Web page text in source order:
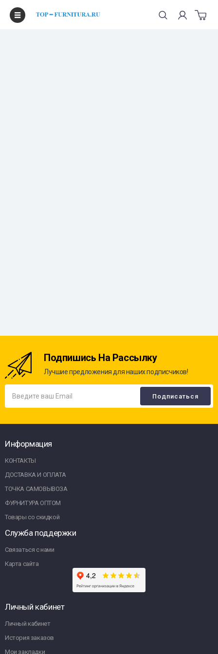
Подпишись На Рассылку
Лучшие предложения для наших подписчиков!
Информация
КОНТАКТЫ
ДОСТАВКА И ОПЛАТА
ТОЧКА САМОВЫВОЗА
ФУРНИТУРА ОПТОМ
Товары со скидкой
Служба поддержки
Связаться с нами
Карта сайта
Личный кабинет
Личный кабинет
История заказов
Мои закладки